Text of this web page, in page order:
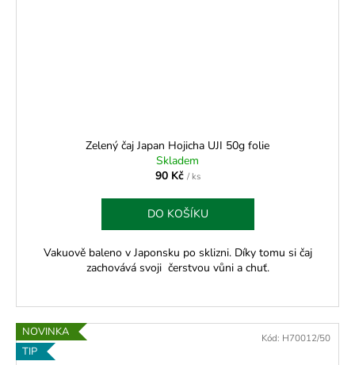
Zelený čaj Japan Hojicha UJI 50g folie
Skladem
90 Kč / ks
DO KOŠÍKU
Vakuově baleno v Japonsku po sklizni. Díky tomu si čaj
zachovává svoji čerstvou vůni a chuť.
NOVINKA
TIP
Kód: H70012/50